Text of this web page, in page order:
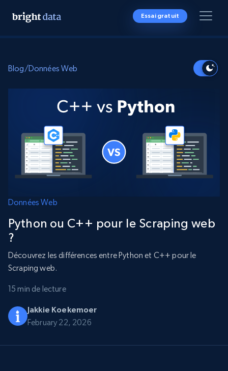
Essai gratuit
Blog/Données Web
Données Web
Python ou C++ pour le Scraping web
?
Découvrez les différences entre Python et C++ pour le
Scraping web.
15 min de lecture
Jakkie Koekemoer
February 22, 2026